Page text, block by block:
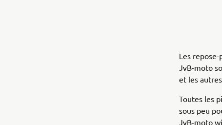
Les
JvB-moto
et les
Toutes les
sous peu
JvB-moto